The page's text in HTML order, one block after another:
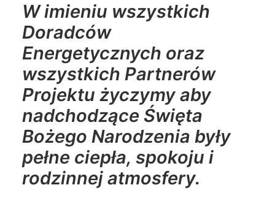
W imieniu wszystkich
Doradców
Energetycznych oraz
wszystkich Partnerów
Projektu życzymy aby
nadchodzące Święta
Bożego Narodzenia były
pełne ciepła, spokoju i
rodzinnej atmosfery.